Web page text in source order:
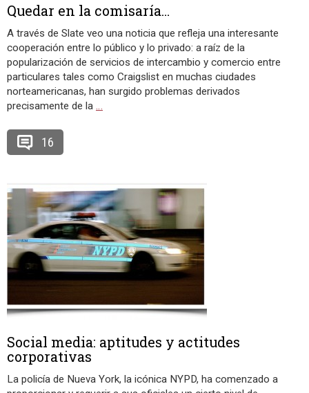
Quedar en la comisaría…
A través de Slate veo una noticia que refleja una interesante
cooperación entre lo público y lo privado: a raíz de la
popularización de servicios de intercambio y comercio entre
particulares tales como Craigslist en muchas ciudades
norteamericanas, han surgido problemas derivados
precisamente de la …
16
Social media: aptitudes y actitudes
corporativas
La policía de Nueva York, la icónica NYPD, ha comenzado a